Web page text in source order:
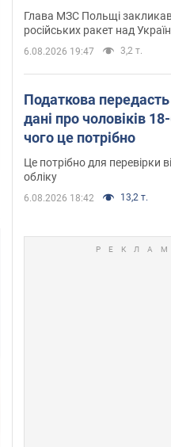
Україною
Глава МЗС Польщі
російських ракет над
6.08.2026 19:47 3,2 т.
Податкова
дані про чоловіків
чого це потрібно
Це потрібно для перевірки
обліку
6.08.2026 18:42 13,2 т.